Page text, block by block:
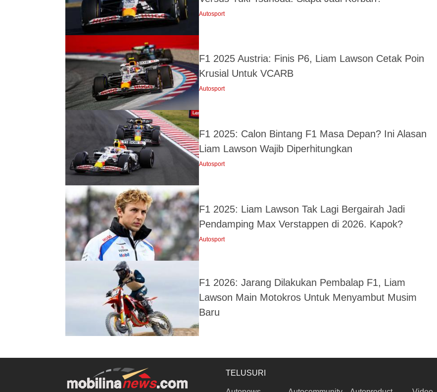
Autosport
F1 2025 Austria: Finis P6, Liam Lawson Cetak Poin
Krusial Untuk VCARB
Autosport
F1 2025: Calon Bintang F1 Masa Depan? Ini Alasan
Liam Lawson Wajib Diperhitungkan
Autosport
F1 2025: Liam Lawson Tak Lagi Bergairah Jadi
Pendamping Max Verstappen di 2026. Kapok?
Autosport
F1 2026: Jarang Dilakukan Pembalap F1, Liam
Lawson Main Motokros Untuk Menyambut Musim
Baru
TELUSURI